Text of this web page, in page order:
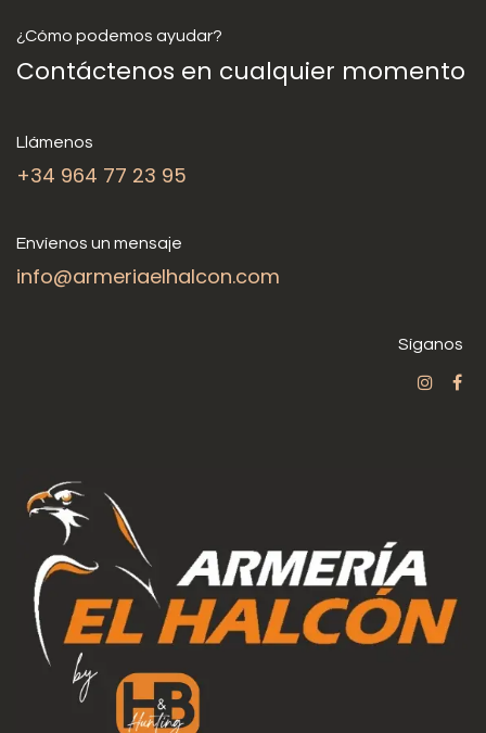
¿Cómo podemos ayudar?
Contáctenos en cualquier momento
Llámenos
+34 964 77 23 95
Envíenos un mensaje
info@armeriaelhalcon.com
Síganos